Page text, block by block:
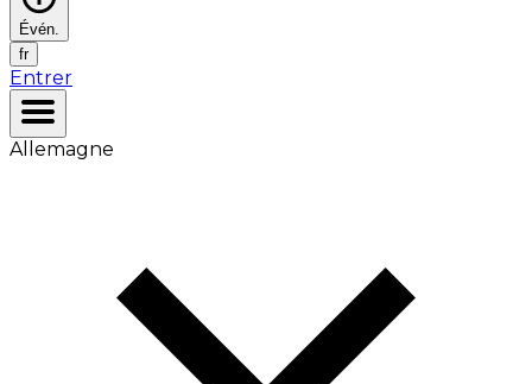
Évén.
fr
Entrer
Allemagne